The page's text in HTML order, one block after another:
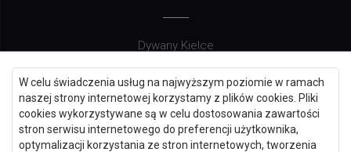
W celu świadczenia usług na najwyższym poziomie w ramach
naszej strony internetowej korzystamy z plików cookies. Pliki
cookies wykorzystywane są w celu dostosowania zawartości
stron serwisu internetowego do preferencji użytkownika,
optymalizacji korzystania ze stron internetowych, tworzenia
Dywany Kielce
Dywany Gdańsk
Dywany Toruń
Dywany Bydgoszcz